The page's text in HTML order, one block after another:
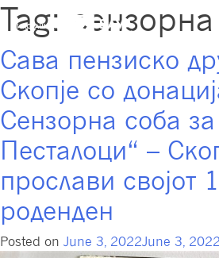
Tag:
Сава пензиско
Скопје со
Сензорна соба
Песталоци“ –
прослави својот
роденден
Posted on June 3, 2022June 3, 2022